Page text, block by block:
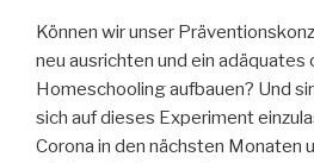
Können wir unser
neu ausrichten und ein
Homeschooling aufbauen? Und
sich auf dieses Experiment
Corona in den nächsten Monaten